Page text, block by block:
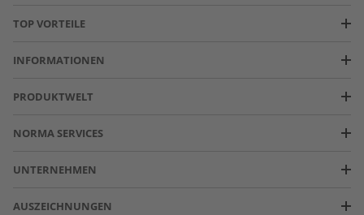
TOP VORTEILE
INFORMATIONEN
PRODUKTWELT
NORMA SERVICES
UNTERNEHMEN
AUSZEICHNUNGEN